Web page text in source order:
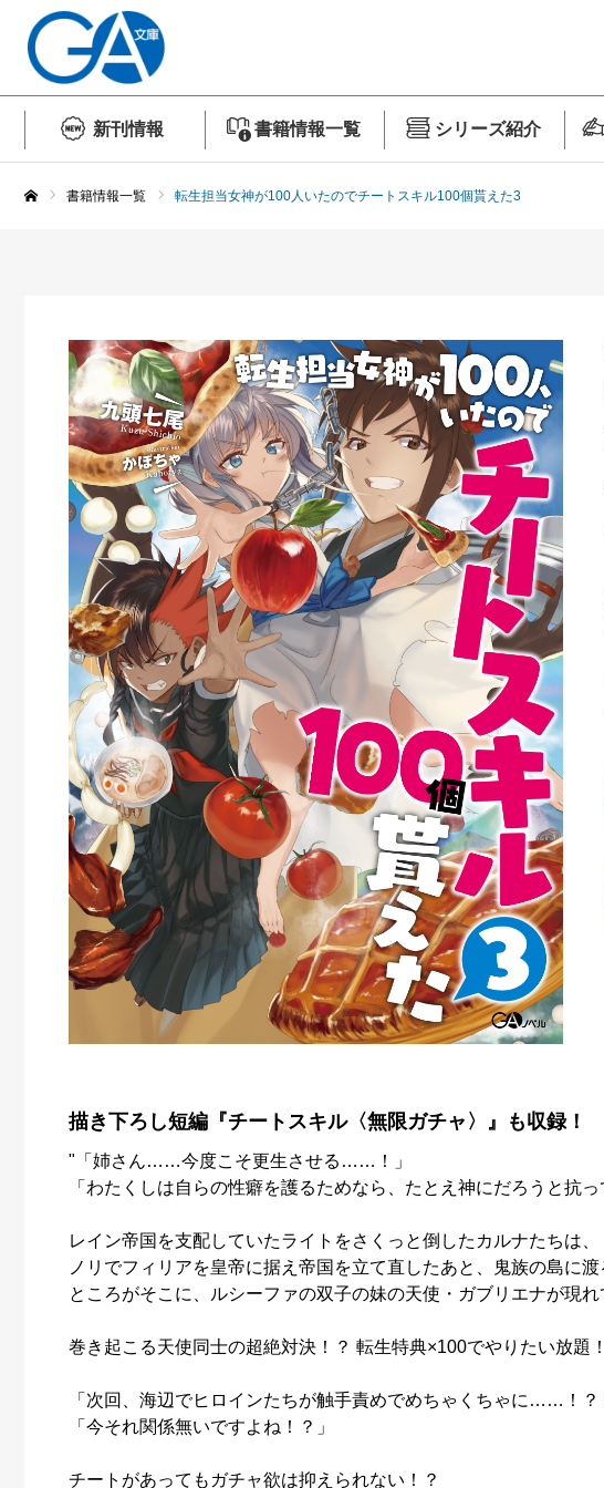
新刊情報 書籍情報一覧 シリーズ紹介
書籍情報一覧 転生担当女神が100人いたのでチートスキル100個貰えた3
描き下ろし短編『チートスキル〈無限ガチャ〉』も収録！
"「姉さん……今度こそ更生させる……！」
「わたくしは自らの性癖を護るためなら、たとえ神にだろうと抗っ
レイン帝国を支配していたライトをさくっと倒したカルナたちは、
ノリでフィリアを皇帝に据え帝国を立て直したあと、鬼族の島に渡
ところがそこに、ルシーファの双子の妹の天使・ガブリエナが現
巻き起こる天使同士の超絶対決！？ 転生特典×100でやりたい放題
「次回、海辺でヒロインたちが触手責めでめちゃくちゃに……！？
「今それ関係無いですよね！？」
チートがあってもガチャ欲は抑えられない！？